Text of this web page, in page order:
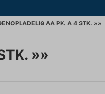
AA PK. A 4 STK. »»
»»